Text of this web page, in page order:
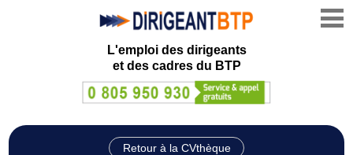
L'emploi des dirigeants
et des cadres du BTP
Retour à la CVthèque